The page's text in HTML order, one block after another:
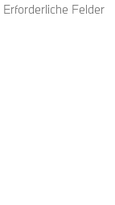
Erforderliche Felder